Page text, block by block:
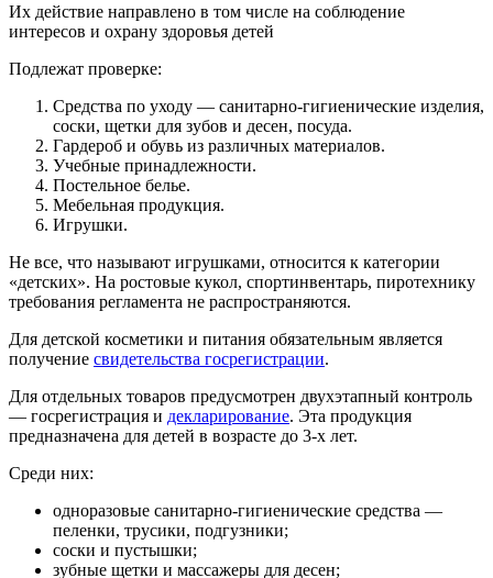
Их действие направлено в том числе на соблюдение
интересов и охрану здоровья детей
Подлежат проверке:
Средства по уходу — санитарно-гигиенические изделия,
соски, щетки для зубов и десен, посуда.
Гардероб и обувь из различных материалов.
Учебные принадлежности.
Постельное белье.
Мебельная продукция.
Игрушки.
Не все, что называют игрушками, относится к категории
«детских». На ростовые кукол, спортинвентарь, пиротехнику
требования регламента не распространяются.
Для детской косметики и питания обязательным является
получение свидетельства госрегистрации.
Для отдельных товаров предусмотрен двухэтапный контроль
— госрегистрация и декларирование. Эта продукция
предназначена для детей в возрасте до 3-х лет.
Среди них:
одноразовые санитарно-гигиенические средства —
пеленки, трусики, подгузники;
соски и пустышки;
зубные щетки и массажеры для десен;